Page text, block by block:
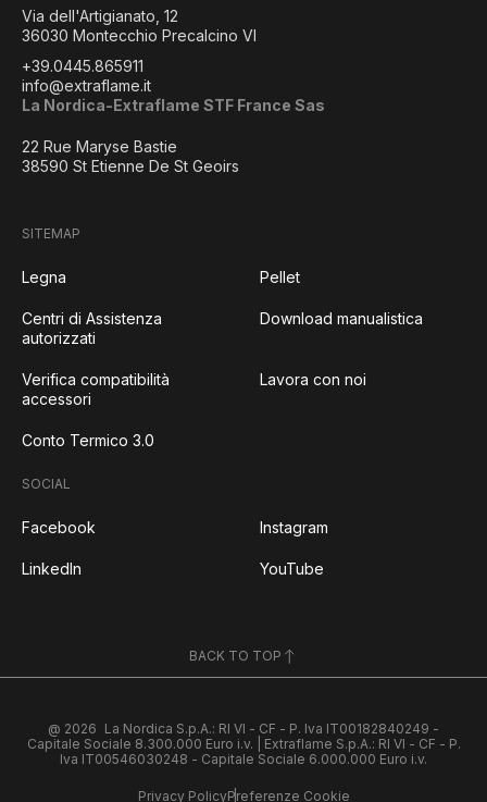
Via dell'Artigianato, 12
36030 Montecchio Precalcino VI
+39.0445.865911
info@extraflame.it
La Nordica-Extraflame STF France Sas
22 Rue Maryse Bastie
38590 St Etienne De St Geoirs
SITEMAP
Legna Pellet
Centri di Assistenza
autorizzati
Download manualistica
Verifica compatibilità
accessori
Lavora con noi
Conto Termico 3.0
SOCIAL
Facebook Instagram
LinkedIn YouTube
BACK TO TOP
@ 2026 La Nordica S.p.A.: RI VI - CF - P. Iva IT00182840249 -
Capitale Sociale 8.300.000 Euro i.v. | Extraflame S.p.A.: RI VI - CF - P.
Iva IT00546030248 - Capitale Sociale 6.000.000 Euro i.v.
Privacy PolicyPreferenze Cookie